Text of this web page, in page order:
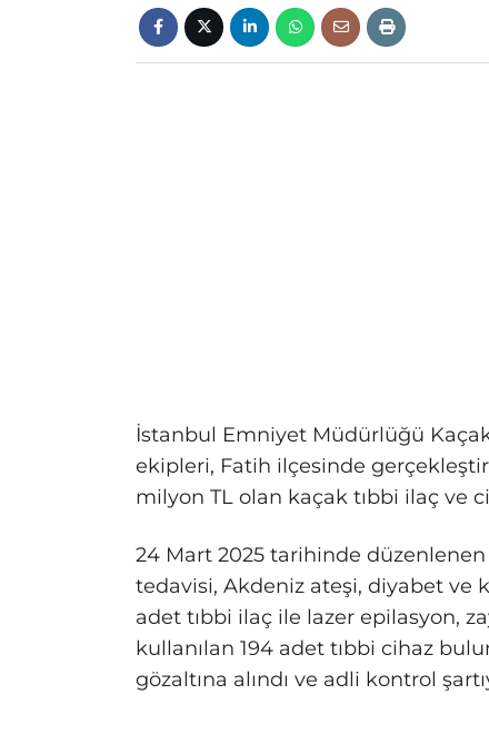
İstanbul Emniyet Müdürlüğü
ekipleri, Fatih ilçesinde
milyon TL olan kaçak tıbbi ilaç ve
24 Mart 2025 tarihinde
tedavisi, Akdeniz ateşi, diyabet ve
adet tıbbi ilaç ile lazer epilasyon,
kullanılan 194 adet tıbbi cihaz
gözaltına alındı ve adli kontrol